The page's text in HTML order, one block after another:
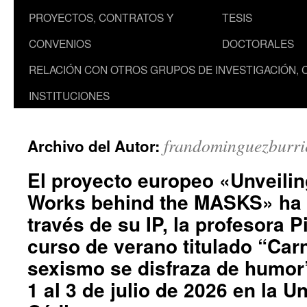
PROYECTOS, CONTRATOS Y
CONVENIOS
TESIS
DOCTORALES
RELACIÓN CON OTROS GRUPOS DE INVESTIGACIÓN,
INSTITUCIONES
Archivo del Autor:
El proyecto europeo
Works behind the MASKS»
través de su IP, la profesora
curso de verano titulado
sexismo se disfraza de
1 al 3 de julio de 2026 en la